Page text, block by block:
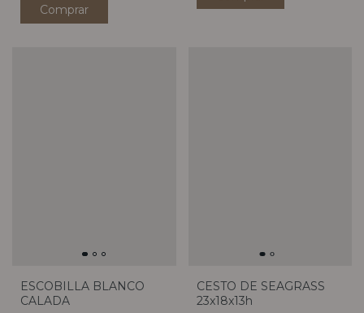
ESCOBILLA BLANCO
CALADA
CESTO DE SEAGRASS
23x18x13h